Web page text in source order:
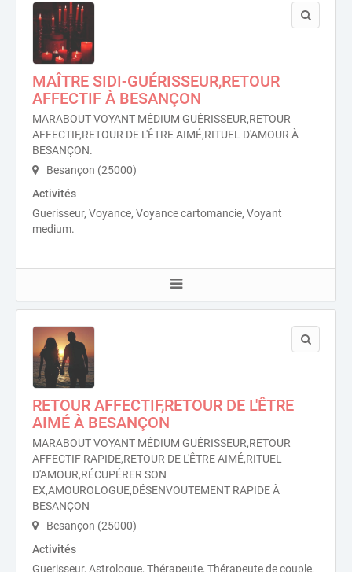
MAÎTRE SIDI-GUÉRISSEUR,RETOUR
AFFECTIF À BESANÇON
MARABOUT VOYANT MÉDIUM GUÉRISSEUR,RETOUR
AFFECTIF,RETOUR DE L'ÊTRE AIMÉ,RITUEL D'AMOUR À
BESANÇON.
Besançon (25000)
Activités
Guerisseur, Voyance, Voyance cartomancie, Voyant
medium.
RETOUR AFFECTIF,RETOUR DE L'ÊTRE
AIMÉ À BESANÇON
MARABOUT VOYANT MÉDIUM GUÉRISSEUR,RETOUR
AFFECTIF RAPIDE,RETOUR DE L'ÊTRE AIMÉ,RITUEL
D'AMOUR,RÉCUPÉRER SON
EX,AMOUROLOGUE,DÉSENVOUTEMENT RAPIDE À
BESANÇON
Besançon (25000)
Activités
Guerisseur, Astrologue, Thérapeute, Thérapeute de couple,